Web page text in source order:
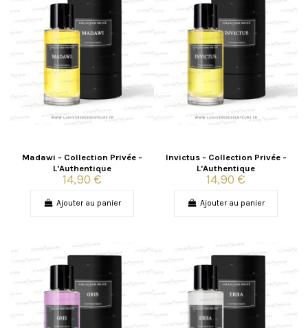
Madawi - Collection Privée -
L'Authentique
14,90 €
Ajouter au panier
Invictus - Collection Privée -
L'Authentique
14,90 €
Ajouter au panier